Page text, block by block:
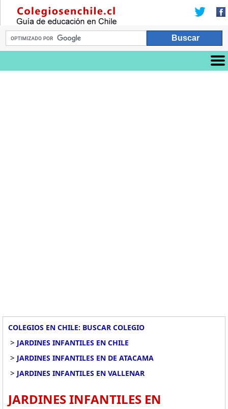
COLEGIOS EN CHILE: BUSCAR COLEGIO
> JARDINES INFANTILES EN CHILE
> JARDINES INFANTILES EN DE ATACAMA
> JARDINES INFANTILES EN VALLENAR
JARDINES INFANTILES EN